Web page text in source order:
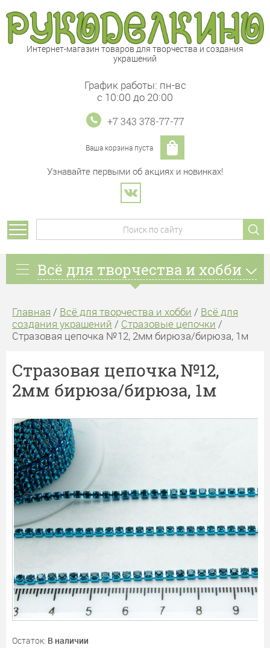
Интернет-магазин товаров для творчества и создания
украшений
Узнавайте первыми об акциях и новинках!
График работы: пн-вс
с 10:00 до 20:00
+7 343 378-77-77
Ваша корзина пуста
Всё для творчества и хобби
Главная / Всё для творчества и хобби / Всё для
создания украшений / Стразовые цепочки /
Стразовая цепочка №12, 2мм бирюза/бирюза, 1м
Стразовая цепочка №12,
2мм бирюза/бирюза, 1м
Остаток: В наличии